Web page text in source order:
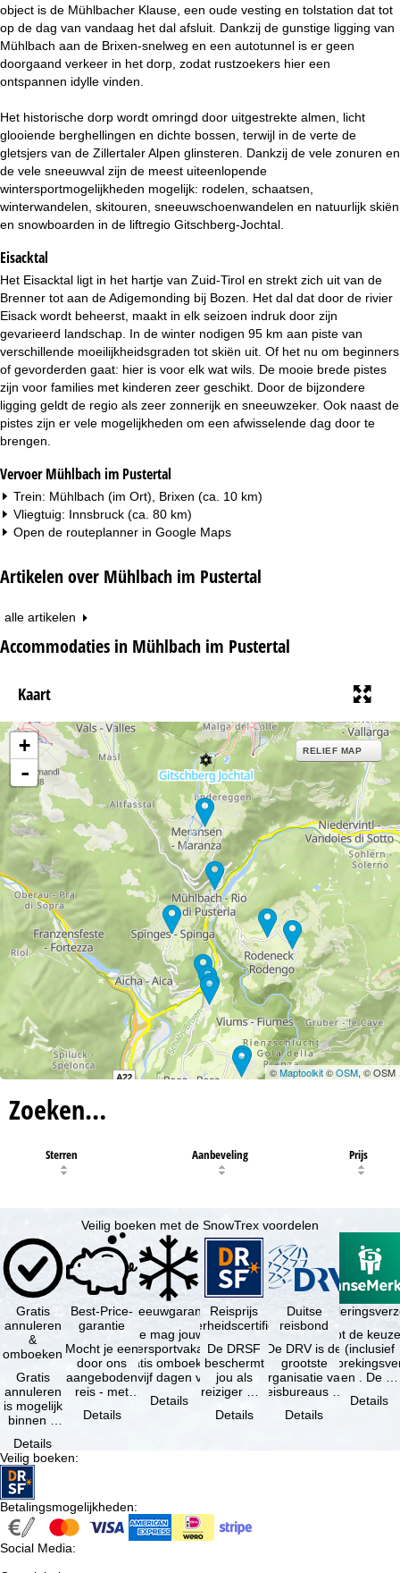
n
a
object is de Mühlbacher Klause, een oude vesting en tolstation dat tot
op de dag van vandaag het dal afsluit. Dankzij de gunstige ligging van
Mühlbach aan de Brixen-snelweg en een autotunnel is er geen
doorgaand verkeer in het dorp, zodat rustzoekers hier een
ontspannen idylle vinden.
Het historische dorp wordt omringd door uitgestrekte almen, licht
glooiende berghellingen en dichte bossen, terwijl in de verte de
gletsjers van de Zillertaler Alpen glinsteren. Dankzij de vele zonuren en
de vele sneeuwval zijn de meest uiteenlopende
wintersportmogelijkheden mogelijk: rodelen, schaatsen,
winterwandelen, skitouren, sneeuwschoenwandelen en natuurlijk skiën
en snowboarden in de liftregio Gitschberg-Jochtal.
Eisacktal
Het Eisacktal ligt in het hartje van Zuid-Tirol en strekt zich uit van de
Brenner tot aan de Adigemonding bij Bozen. Het dal dat door de rivier
Eisack wordt beheerst, maakt in elk seizoen indruk door zijn
gevarieerd landschap. In de winter nodigen 95 km aan piste van
verschillende moeilijkheidsgraden tot skiën uit. Of het nu om beginners
of gevorderden gaat: hier is voor elk wat wils. De mooie brede pistes
zijn voor families met kinderen zeer geschikt. Door de bijzondere
ligging geldt de regio als zeer zonnerijk en sneeuwzeker. Ook naast de
pistes zijn er vele mogelijkheden om een afwisselende dag door te
brengen.
Vervoer Mühlbach im Pustertal
Trein: Mühlbach (im Ort), Brixen (ca. 10 km)
Vliegtuig: Innsbruck (ca. 80 km)
Open de routeplanner in Google Maps
Artikelen over Mühlbach im Pustertal
alle artikelen
Accommodaties in Mühlbach im Pustertal
Kaart
+
-
RELIEF MAP
©Maptoolkit©OSM, © OSM
Zoeken…
Sterren Aanbeveling Prijs
Veilig boeken met de SnowTrex voordelen
Gratis
annuleren
&
omboeken
Gratis
annuleren
is mogelijk
binnen 5
de
boeking,
als jouw
vakantie …
Details
Best-Price-
garantie
Mocht je een
door ons
aangeboden
reis - met
beschikbaarheid
Details
Sneeuwgarantie
Je mag jouw
wintersportvakantie
gratis omboeken
als vijf dagen voor
Details
Reisprijs
zekerheidscertificaat
De DRSF
beschermt
jou als
reiziger met
pakketreis
Details
Duitse
reisbond
De DRV is de
grootste
organisatie van
reisbureaus en
in Duitsland. …
Details
Je hebt de
(inclusief
en . De …
Details
Veilig boeken:
Betalingsmogelijkheden:
Social Media: